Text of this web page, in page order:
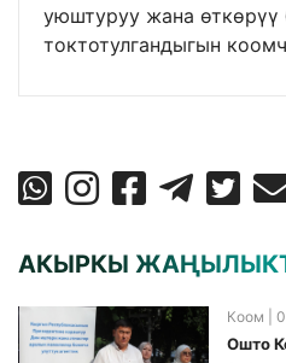
уюштуруу жана
токтотулгандыгын
АКЫРКЫ
Коом |
Ошто